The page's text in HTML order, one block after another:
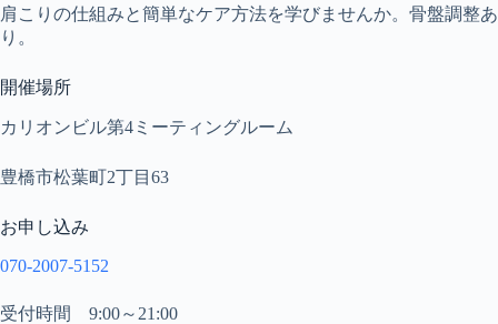
肩こりの仕組みと簡単なケア方法を学びませんか。骨盤調整あ
り。
開催場所
カリオンビル第4ミーティングルーム
豊橋市松葉町2丁目63
お申し込み
070-2007-5152
受付時間 9:00～21:00